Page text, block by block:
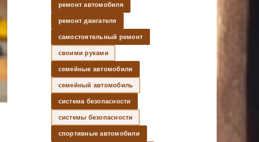
ремонт автомобиля
ремонт двигателя
самостоятельный ремонт
своими руками
семейные автомобили
семейный автомобиль
система безопасности
системы безопасности
спортивные автомобили